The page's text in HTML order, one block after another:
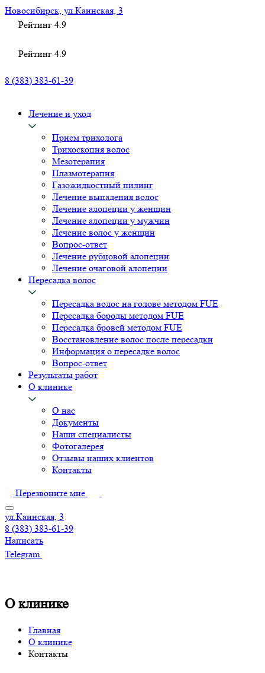
Новосибирск, ул.Каинская, 3
Рейтинг 4.9
Рейтинг 4.9
8 (383) 383-61-39
Лечение и уход
Прием трихолога
Трихоскопия волос
Мезотерапия
Плазмотерапия
Газожидкостный пилинг
Лечение выпадения волос
Лечение алопеции у женщин
Лечение алопеции у мужчин
Лечение волос у женщин
Вопрос-ответ
Лечение рубцовой алопеции
Лечение очаговой алопеции
Пересадка волос
Пересадка волос на голове методом FUE
Пересадка бороды методом FUE
Пересадка бровей методом FUE
Восстановление волос после пересадки
Информация о пересадке волос
Вопрос-ответ
Результаты работ
О клинике
О нас
Документы
Наши специалисты
Фотогалерея
Отзывы наших клиентов
Контакты
Перезвоните мне
ул.Каинская, 3
8 (383) 383-61-39
Написать
Telegram
О клинике
Главная
О клинике
Контакты